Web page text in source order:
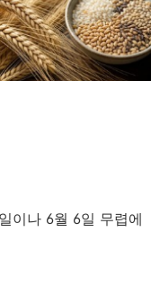
이나 6월 6일 무렵에